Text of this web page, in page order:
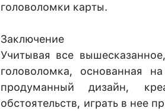
головоломки карты.
Заключение
Учитывая все
головоломка, основанная
продуманный дизайн,
обстоятельств, играть в нее